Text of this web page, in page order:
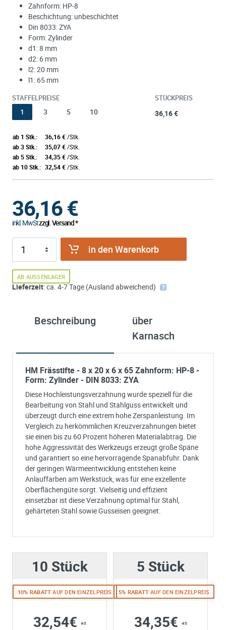
Zahnform: HP-8
Beschichtung: unbeschichtet
Din 8033: ZYA
Form: Zylinder
d1: 8 mm
d2: 6 mm
l2: 20 mm
l1: 65 mm
STAFFELPREISE
1 3 5 10
STÜCKPREIS
36,16 €
ab 1 Stk.: 36,16 €/Stk.
ab 3 Stk.:
35,07 €/Stk.
ab 5 Stk.:
34,35 €/Stk.
ab 10 Stk.: 32,54 €/Stk.
36,16€
inkl. MwStzzgl. Versand *
in den Warenkorb
AB AUSSENLAGER
Lieferzeit: ca. 4-7 Tage (Ausland abweichend)
Beschreibung
über
Karnasch
HM Frässtifte - 8 x 20 x 6 x 65 Zahnform: HP-8 -
Form: Zylinder - DIN 8033: ZYA
Diese Hochleistungsverzahnung wurde speziell für die
Bearbeitung von Stahl und Stahlguss entwickelt und
überzeugt durch eine extrem hohe Zerspanleistung. Im
Vergleich zu herkömmlichen Kreuzverzahnungen bietet
sie einen bis zu 60 Prozent höheren Materialabtrag. Die
hohe Aggressivität des Werkzeugs erzeugt große Späne
und garantiert so eine hervorragende Spanabfuhr. Dank
der geringen Wärmeentwicklung entstehen keine
Anlauffarben am Werkstück, was für eine exzellente
Oberflächengüte sorgt. Vielseitig und effizient
einsetzbar ist diese Verzahnung optimal für Stahl,
gehärteten Stahl sowie Gusseisen geeignet.
Bitte unterbreiten Sie mir ein Angebot:
Bitte teilen Sie uns die gewünschte Menge mit
10 Stück
10% RABATT AUF DEN EINZELPREIS
32,54€ *²
5 Stück
5% RABATTAUF DEN EINZELPREIS
34,35€ *²